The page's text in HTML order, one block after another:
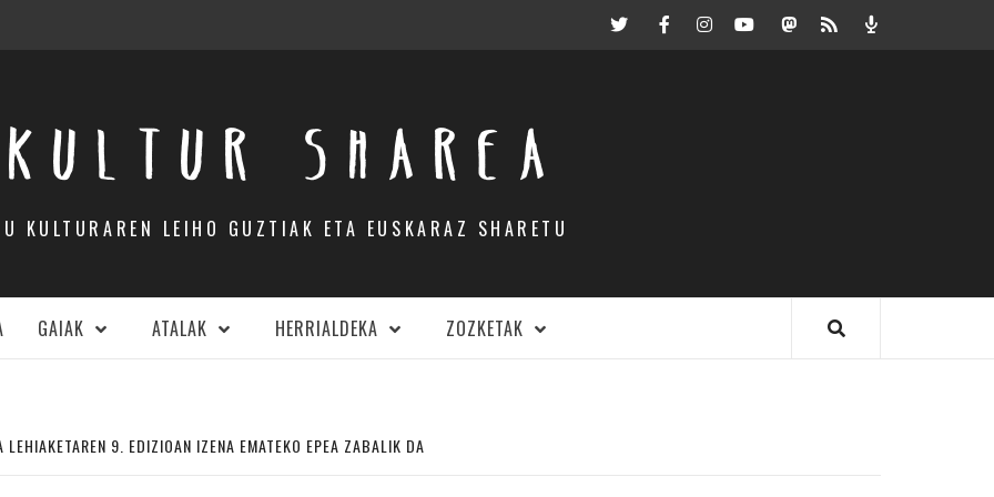
TwitterFacebookInstagramYoutubeMastodon.eus
RSS Podcast
KULTUR SHAREA
KULTURAREN LEIHO GUZTIAK ETA EUSKARAZ SHARETU
GAIAK ATALAK HERRIALDEKA ZOZKETAK
LEHIAKETAREN 9. EDIZIOAN IZENA EMATEKO EPEA ZABALIK DA